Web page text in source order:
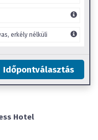
erkély nélküli
Időpontválasztás
Hotel